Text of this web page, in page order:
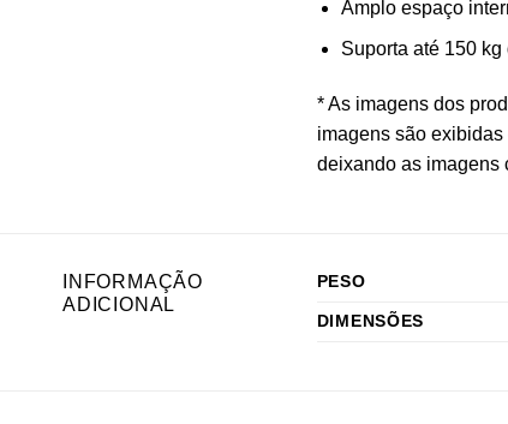
Amplo espaço
Suporta até 150
* As imagens dos
imagens são
deixando as imagens
INFORMAÇÃO
ADICIONAL
PESO
DIMENSÕES